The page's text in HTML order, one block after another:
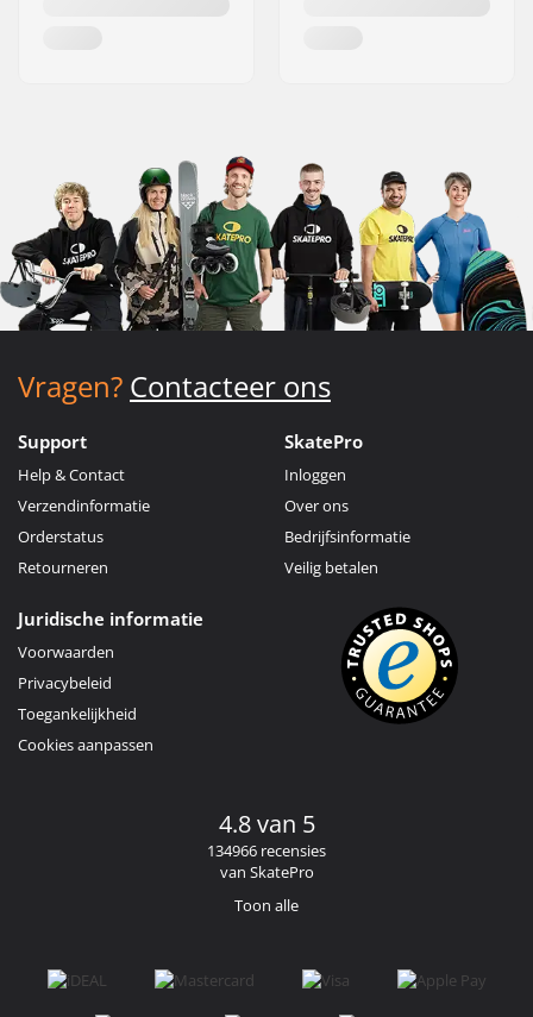
Vragen? Contacteer ons
Support
Help & Contact
Verzendinformatie
Orderstatus
Retourneren
SkatePro
Inloggen
Over ons
Bedrijfsinformatie
Veilig betalen
Juridische informatie
Voorwaarden
Privacybeleid
Toegankelijkheid
Cookies aanpassen
4.8 van 5
134966 recensies
van SkatePro
Toon alle